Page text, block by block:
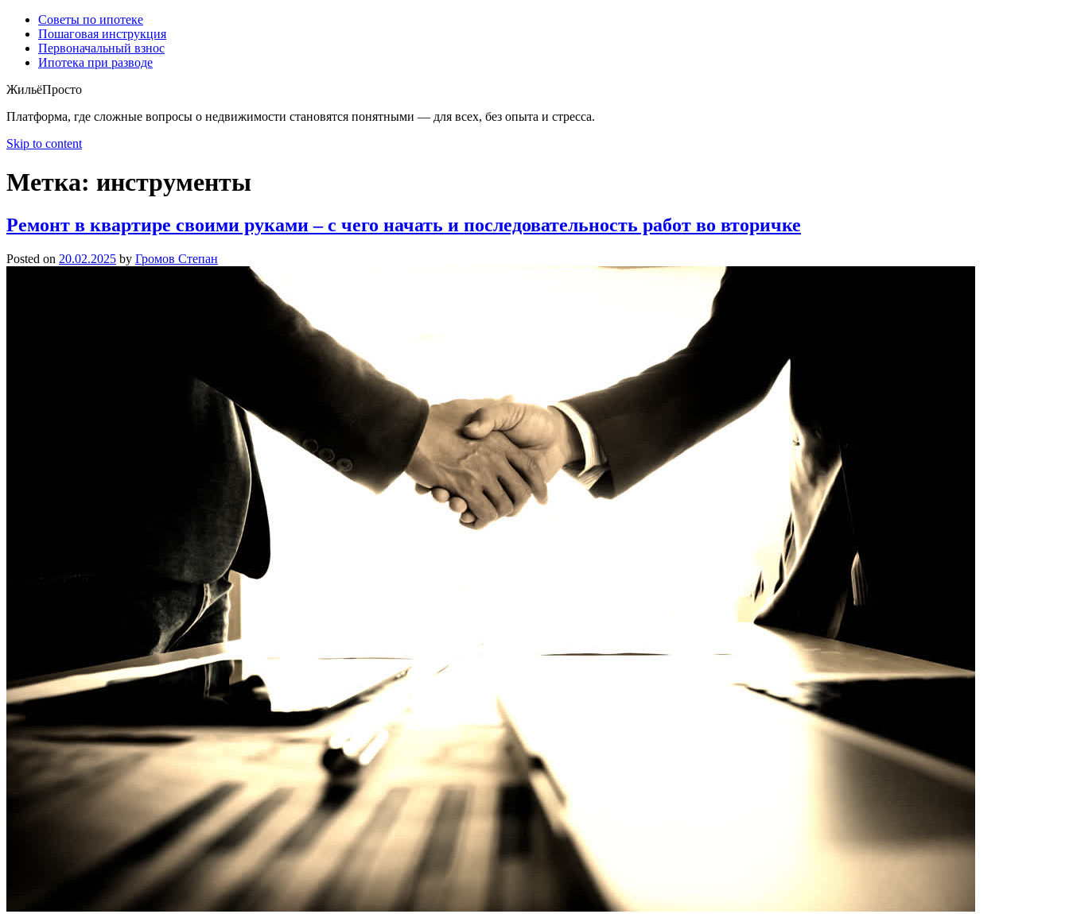
Советы по ипотеке
Пошаговая инструкция
Первоначальный взнос
Ипотека при разводе
ЖильёПросто
Платформа, где сложные вопросы о недвижимости становятся понятными — для всех, без опыта и стресса.
Skip to content
Метка: инструменты
Ремонт в квартире своими руками – с чего начать и последовательность работ во вторичке
Posted on 20.02.2025 by Громов Степан